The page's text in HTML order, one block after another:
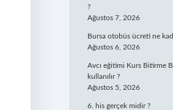
?
Ağustos 7, 2026
Bursa otobüs ücreti ne
Ağustos 6, 2026
Avcı eğitimi Kurs Bitirme
kullanılır ?
Ağustos 5, 2026
6. his gerçek midir ?